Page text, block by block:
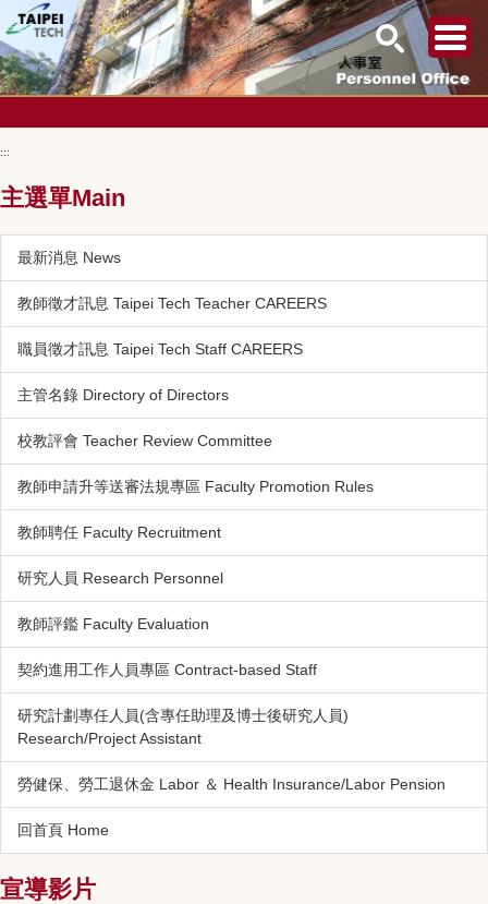
到
內
區
:::
主選單Main
最新消息 News
教師徵才訊息 Taipei Tech Teacher CAREERS
職員徵才訊息 Taipei Tech Staff CAREERS
主管名錄 Directory of Directors
校教評會 Teacher Review Committee
教師申請升等送審法規專區 Faculty Promotion Rules
教師聘任 Faculty Recruitment
研究人員 Research Personnel
教師評鑑 Faculty Evaluation
契約進用工作人員專區 Contract-based Staff
研究計劃專任人員(含專任助理及博士後研究人員)
Research/Project Assistant
勞健保、勞工退休金 Labor ＆ Health Insurance/Labor Pension
回首頁 Home
宣導影片